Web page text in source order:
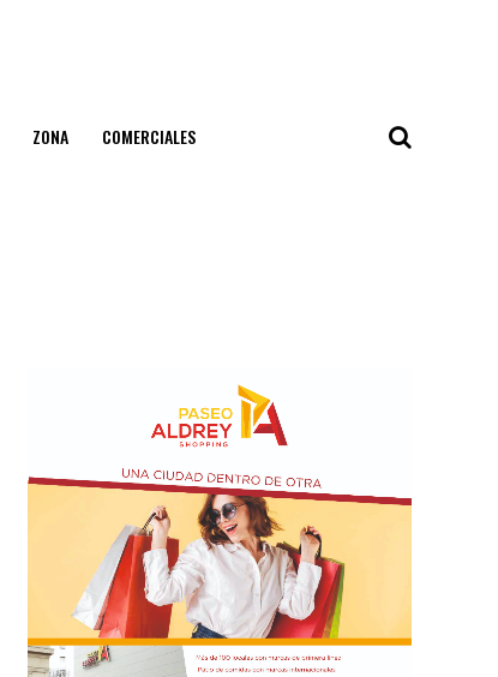
ZONA COMERCIALES